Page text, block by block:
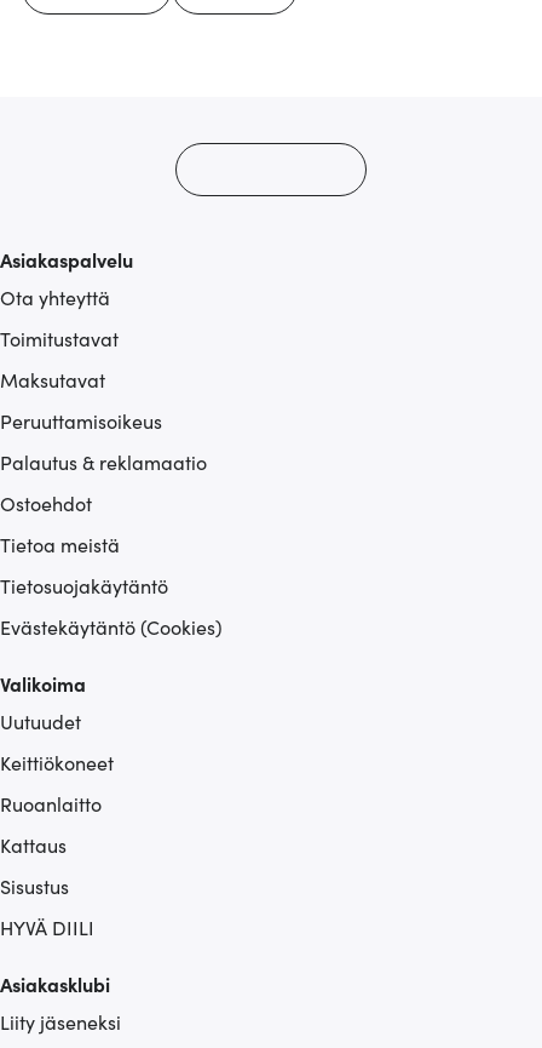
Asiakaspalvelu
Ota yhteyttä
Toimitustavat
Maksutavat
Peruuttamisoikeus
Palautus & reklamaatio
Ostoehdot
Tietoa meistä
Tietosuojakäytäntö
Evästekäytäntö (Cookies)
Valikoima
Uutuudet
Keittiökoneet
Ruoanlaitto
Kattaus
Sisustus
HYVÄ DIILI
Asiakasklubi
Liity jäseneksi